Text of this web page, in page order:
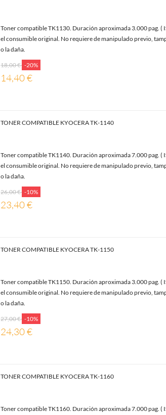
Toner compatible TK1130. Duración aproximada 3.000 pag. (
el consumible original. No requiere de manipulado previo,
o la daña.
18,00 € -20%
14,40 €
TONER COMPATIBLE KYOCERA TK-1140
Toner compatible TK1140. Duración aproximada 7.000 pag. (
el consumible original. No requiere de manipulado previo,
o la daña.
26,00 € -10%
23,40 €
TONER COMPATIBLE KYOCERA TK-1150
Toner compatible TK1150. Duración aproximada 3.000 pag. (
el consumible original. No requiere de manipulado previo,
o la daña.
27,00 € -10%
24,30 €
TONER COMPATIBLE KYOCERA TK-1160
Toner compatible TK1160. Duración aproximada 7.000 pag. (